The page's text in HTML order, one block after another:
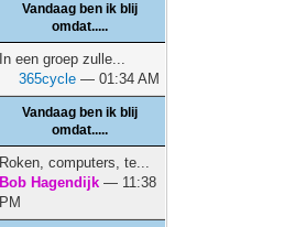
Vandaag ben ik blij
omdat.....
In een groep zulle...
365cycle — 01:34 AM
Vandaag ben ik blij
omdat.....
Roken, computers, te...
Bob Hagendijk — 11:38
PM